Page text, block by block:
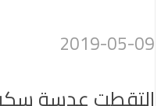
2019-05-09